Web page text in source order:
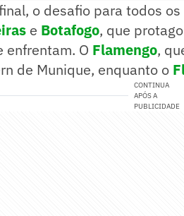
o desafio para todos
e Botafogo, que
enfrentam. O Flamengo,
de Munique, enquanto o F
CONTINUA
APÓS A
PUBLICIDADE